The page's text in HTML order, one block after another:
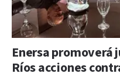
Enersa promoverá
Ríos acciones